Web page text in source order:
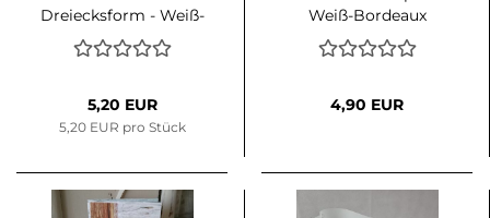
Dreiecksform - Weiß-
Eukalypthus
5,20 EUR
5,20 EUR pro Stück
Weiß-Bordeaux
4,90 EUR